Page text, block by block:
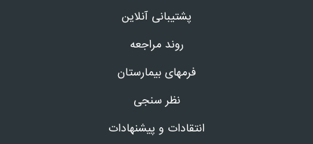
پشتیبانی آنلاین
روند مراجعه
فرمهای بیمارستان
نظر سنجی
انتقادات و پیشنهادات